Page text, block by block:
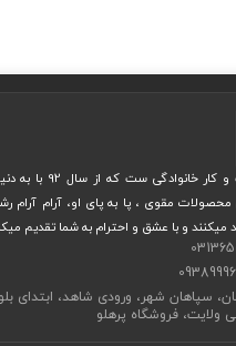
پرهلو یک کسب و
مقوی ، پا به پای او، آرام آرام
میکنند و با عشق و احترام به شما تقدیم
سپاهان شهر، ورودی شاهد، ابتدای
ولایت، فروشگاه پرهلو